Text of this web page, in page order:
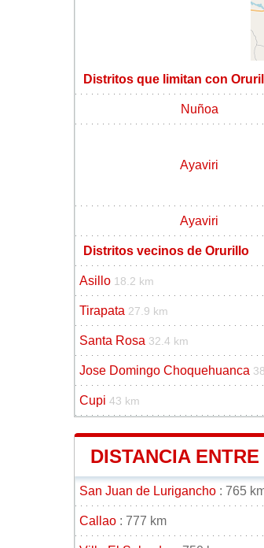
Distritos que limitan con
Nuñoa
Ayaviri
Ayaviri
Distritos vecinos de Orurillo
Asillo 18.2 km
Tirapata 27.9 km
Santa Rosa 32.4 km
Jose Domingo Choquehuanca
Cupi 43 km
DISTANCIA
San Juan de Lurigancho : 765
Callao : 777 km